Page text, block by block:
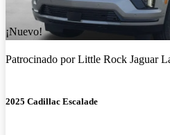
¡Nuevo!
Patrocinado porLittle Rock Jaguar
2025 Cadillac Escalade